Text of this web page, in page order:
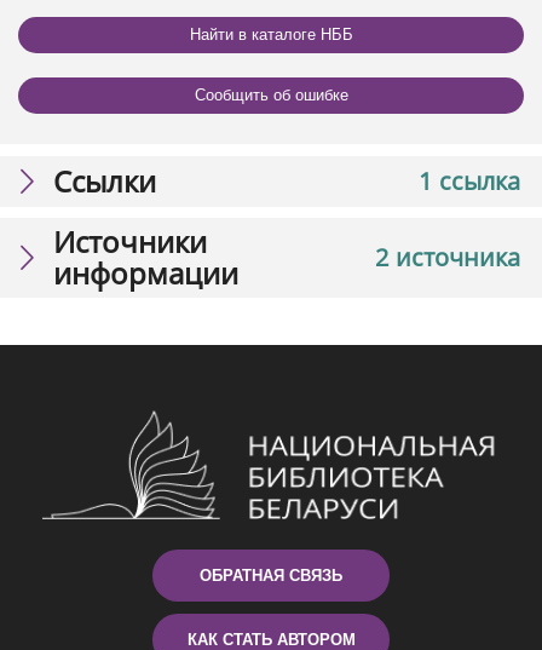
Найти в каталоге НББ
Сообщить об ошибке
1 ссылка
Ссылки
2 источника
Источники
информации
ОБРАТНАЯ СВЯЗЬ
КАК СТАТЬ АВТОРОМ